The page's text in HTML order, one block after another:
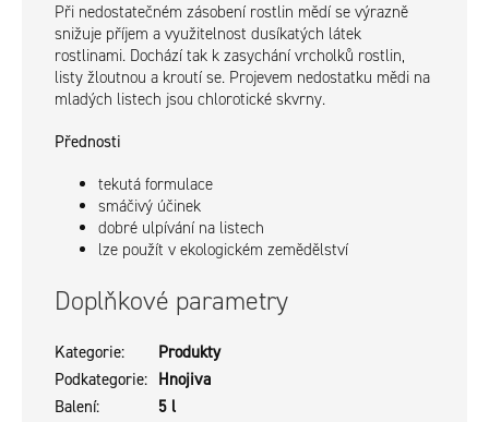
Při nedostatečném zásobení rostlin mědí se výrazně
snižuje příjem a využitelnost dusíkatých látek
rostlinami. Dochází tak k zasychání vrcholků rostlin,
listy žloutnou a kroutí se. Projevem nedostatku mědi na
mladých listech jsou chlorotické skvrny.
Přednosti
tekutá formulace
smáčivý účinek
dobré ulpívání na listech
lze použít v ekologickém zemědělství
Doplňkové parametry
Kategorie:
Produkty
Podkategorie: Hnojiva
Balení: 5 l